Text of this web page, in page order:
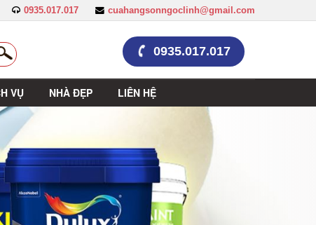
0935.017.017 cuahangsonngoclinh@gmail.com
0935.017.017
VỤ NHÀ ĐẸP LIÊN HỆ